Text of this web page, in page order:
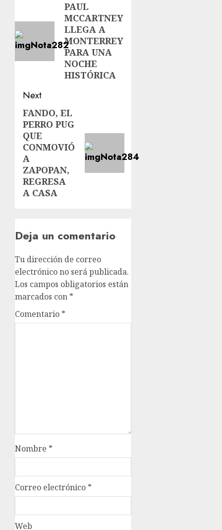
PAUL
MCCARTNEY
LLEGA A
MONTERREY
PARA UNA
NOCHE
HISTÓRICA
Next
FANDO, EL
PERRO PUG
QUE
CONMOVIÓ
A
ZAPOPAN,
REGRESA
A CASA
Deja un comentario
Tu dirección de correo
electrónico no será publicada.
Los campos obligatorios están
marcados con *
Comentario *
Nombre *
Correo electrónico *
Web